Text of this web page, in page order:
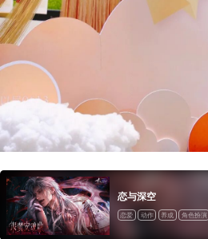
恋与深空
恋爱 动作 养成 角色扮演